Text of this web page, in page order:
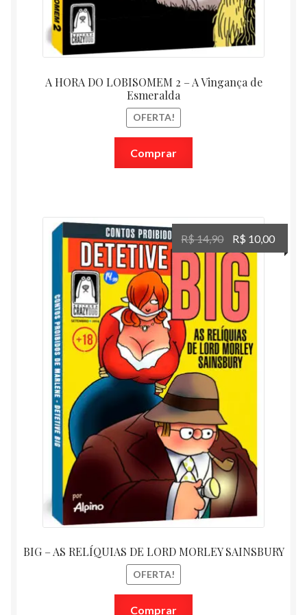
A HORA DO LOBISOMEM 2 – A Vingança de
Esmeralda
OFERTA!
Comprar
BIG – AS RELÍQUIAS DE LORD MORLEY SAINSBURY
OFERTA!
R$14,90
O
preço
original
era:
R$ 14,90.
R$ 10,00O
preço
Comprar